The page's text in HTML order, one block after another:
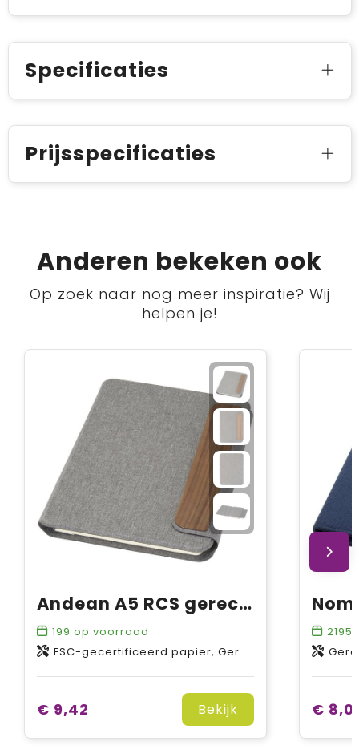
Specificaties
Prijsspecificaties
Anderen bekeken ook
Op zoek naar nog meer inspiratie? Wij
helpen je!
Andean A5 RCS gerecyclede portfolio
199 op voorraad
FSC-gecertificeerd papier, Gerecycled PET-polyester
€ 9,42 Bekijk
2195
€